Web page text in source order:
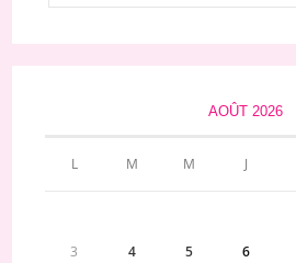
AOÛT 2026
L M M J
3 4 5 6